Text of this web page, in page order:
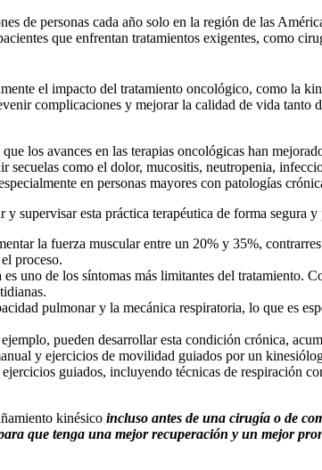
de personas cada año solo en la región de las
que enfrentan tratamientos exigentes, como
el impacto del tratamiento oncológico, como la
complicaciones y mejorar la calidad de vida tanto
los avances en las terapias oncológicas han
como el dolor, mucositis, neutropenia,
en personas mayores con patologías
supervisar esta práctica terapéutica de forma segura
la fuerza muscular entre un 20% y 35%,
proceso.
uno de los síntomas más limitantes del tratamiento.
pulmonar y la mecánica respiratoria, lo que es
pueden desarrollar esta condición crónica,
y ejercicios de movilidad guiados por un
guiados, incluyendo técnicas de respiración
kinésico incluso antes de una cirugía o de
que tenga una mejor recuperación y un mejor